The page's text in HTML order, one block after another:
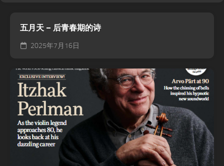
五月天 – 后青春期的诗
2025年7月16日